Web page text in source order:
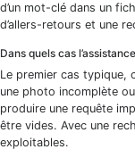
d’un mot-clé dans un
d’allers-retours et une
Dans quels cas
Le premier cas typique,
une photo incomplète
produire une requête
être vides. Avec une
exploitables.